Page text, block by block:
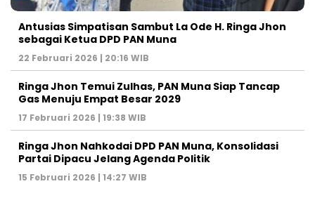
Antusias Simpatisan Sambut La Ode H. Ringa Jhon
sebagai Ketua DPD PAN Muna
22 Februari 2026 | 20:16 WIB
Ringa Jhon Temui Zulhas, PAN Muna Siap Tancap
Gas Menuju Empat Besar 2029
17 Februari 2026 | 19:38 WIB
Ringa Jhon Nahkodai DPD PAN Muna, Konsolidasi
Partai Dipacu Jelang Agenda Politik
15 Februari 2026 | 14:27 WIB